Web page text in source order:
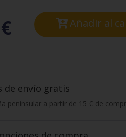
€ Añadir al
de envío gratis
peninsular a partir de 15 € de